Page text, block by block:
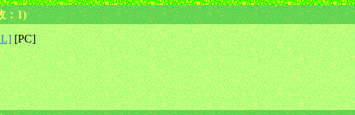
：1)
[PC]